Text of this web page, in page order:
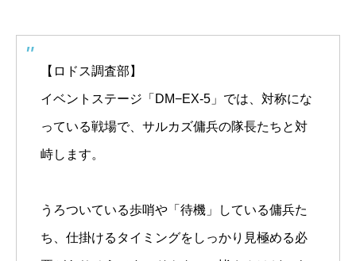
【ロドス調査部】
イベントステージ「DM−EX-5」では、対称にな
っている戦場で、サルカズ傭兵の隊長たちと対
峙します。
うろついている歩哨や「待機」している傭兵た
ち、仕掛けるタイミングをしっかり見極める必